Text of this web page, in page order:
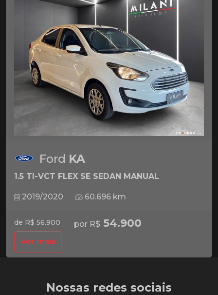
Ford KA
1.5 TI-VCT FLEX SE SEDAN MANUAL
2019/2020 60.696 km
de R$ 56.900 por R$ 54.900
Ver mais
Nossas redes sociais